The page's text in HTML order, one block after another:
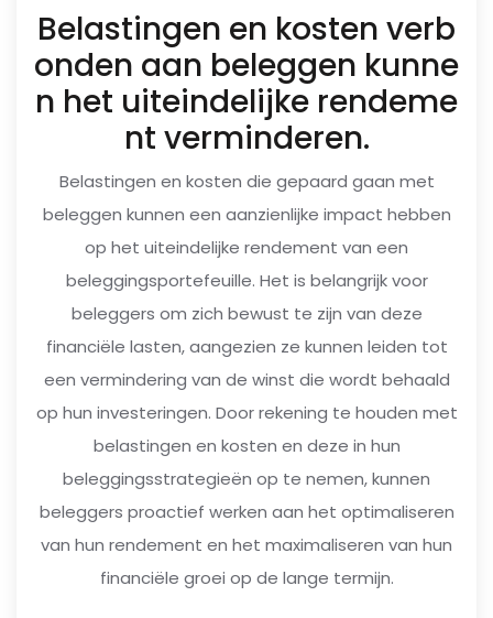
Belastingen en kosten verb
onden aan beleggen kunne
n het uiteindelijke rendeme
nt verminderen.
Belastingen en kosten die gepaard gaan met
beleggen kunnen een aanzienlijke impact hebben
op het uiteindelijke rendement van een
beleggingsportefeuille. Het is belangrijk voor
beleggers om zich bewust te zijn van deze
financiële lasten, aangezien ze kunnen leiden tot
een vermindering van de winst die wordt behaald
op hun investeringen. Door rekening te houden met
belastingen en kosten en deze in hun
beleggingsstrategieën op te nemen, kunnen
beleggers proactief werken aan het optimaliseren
van hun rendement en het maximaliseren van hun
financiële groei op de lange termijn.